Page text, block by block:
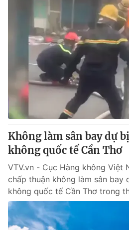
Không làm sân bay dự
không quốc tế Cần Thơ
VTV.vn - Cục Hàng không Việt
chấp thuận không làm sân bay
không quốc tế Cần Thơ trong